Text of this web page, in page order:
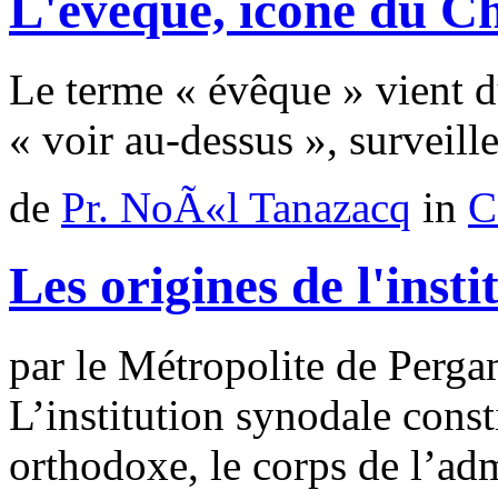
Le terme « évêque » vient
« voir au-dessus »,
de Pr. NoÃ«l Tanazacq in
Les origines de
par le Métropolite de
L’institution synodale
orthodoxe, le corps de